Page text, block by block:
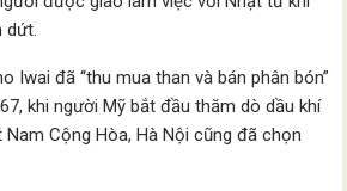
dứt.
Iwai đã “thu mua than và bán phân bón”
khi người Mỹ bắt đầu thăm dò dầu khí
Cộng Hòa, Hà Nội cũng đã chọn